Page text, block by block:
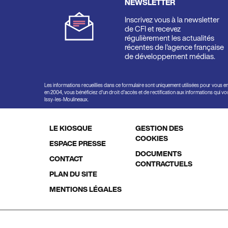
Inscrivez vous à la newsletter
de CFI et recevez
régulièrement les actualités
récentes de l'agence française
de développement médias.
Les informations recueillies dans ce formulaire sont uniquement utilisées pour vous
en 2004, vous bénéficiez d'un droit d'accès et de rectification aux informations qui
Issy-les-Moulineaux.
Footer
menu
LE KIOSQUE
ESPACE PRESSE
CONTACT
PLAN DU SITE
MENTIONS LÉGALES
GESTION DES
COOKIES
DOCUMENTS
CONTRACTUELS